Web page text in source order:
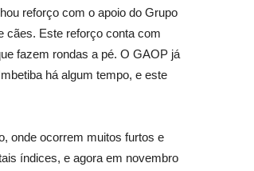
reforço com o apoio do Grupo
cães. Este reforço conta com
fazem rondas a pé. O GAOP já
há algum tempo, e este
onde ocorrem muitos furtos e
índices, e agora em novembro